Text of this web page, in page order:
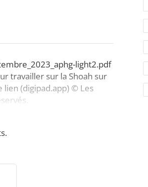
light2.pdf
travailler sur la Shoah sur
lien (digipad.app) © Les